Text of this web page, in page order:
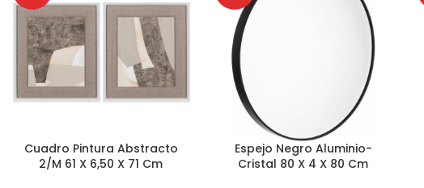
Cuadro Pintura Abstracto
2/M 61 X 6,50 X 71 Cm
Espejo Negro Aluminio-
Cristal 80 X 4 X 80 Cm